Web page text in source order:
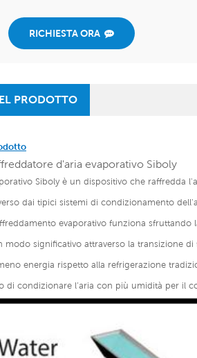
RICHIESTA ORA
PRODOTTO
d'aria evaporativo Siboly
Siboly è un dispositivo che raffredda
dai tipici sistemi di condizionamento
evaporativo funziona
modo significativo attraverso la transizione
energia rispetto alla refrigerazione
di condizionare l’aria con più umidità per il